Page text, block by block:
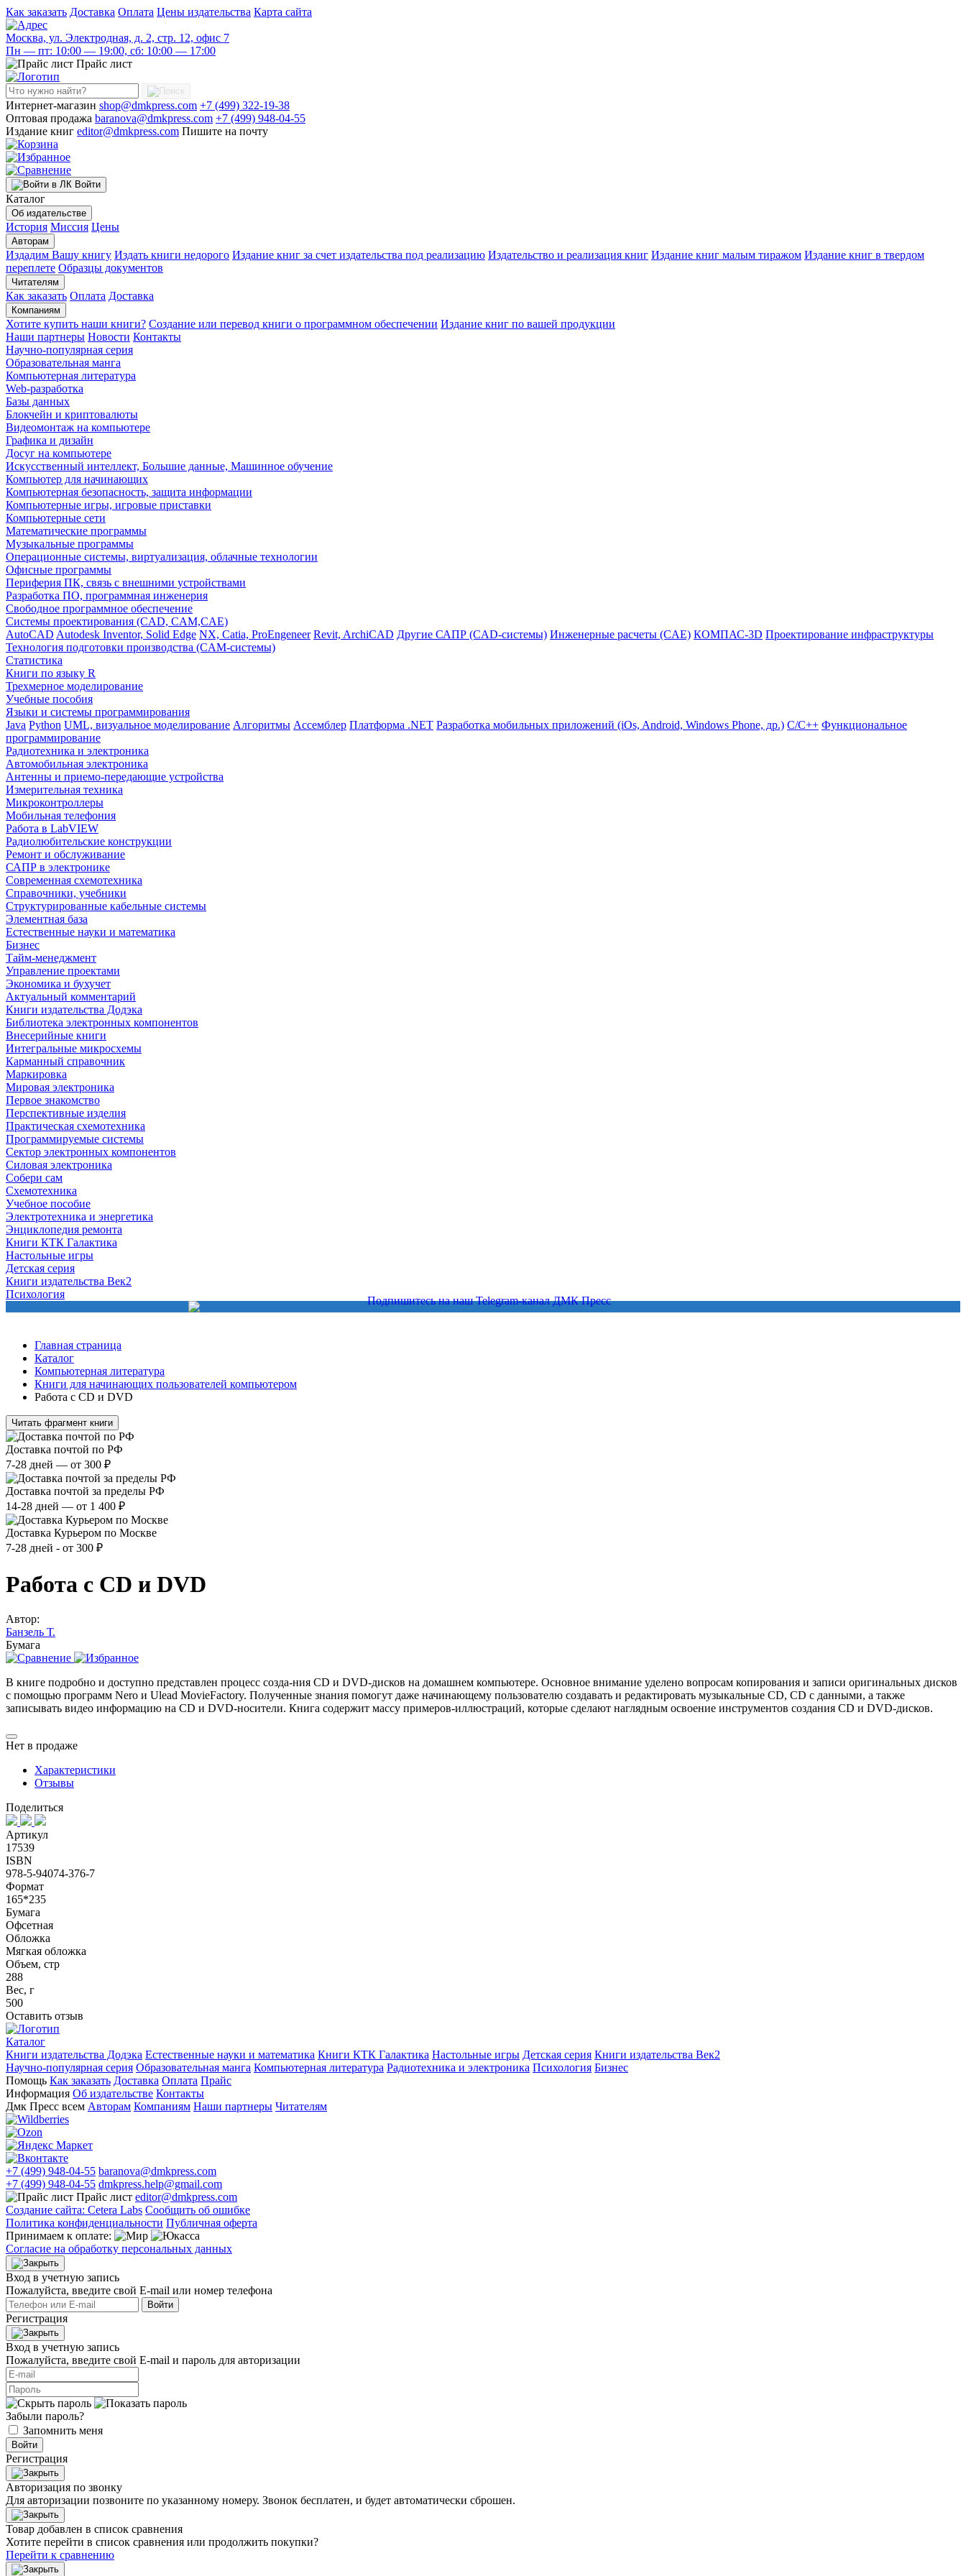
Как заказать Доставка Оплата Цены издательства Карта сайта
Москва, ул. Электродная, д. 2, стр. 12, офис 7
Пн — пт: 10:00 — 19:00, сб: 10:00 — 17:00
Прайс лист
Интернет-магазин shop@dmkpress.com +7 (499) 322-19-38
Оптовая продажа baranova@dmkpress.com +7 (499) 948-04-55
Издание книг editor@dmkpress.com Пишите на почту
Войти
Каталог
Об издательстве
История Миссия Цены
Авторам
Издадим Вашу книгу Издать книги недорого Издание книг за счет издательства под реализацию Издательство и реализация книг Издание книг малым тиражом Издание книг в твердом
переплете Образцы документов
Читателям
Как заказать Оплата Доставка
Компаниям
Хотите купить наши книги? Создание или перевод книги о программном обеспечении Издание книг по вашей продукции
Наши партнеры Новости Контакты
Научно-популярная серия
Образовательная манга
Компьютерная литература
Web-разработка
Базы данных
Блокчейн и криптовалюты
Видеомонтаж на компьютере
Графика и дизайн
Досуг на компьютере
Искусственный интеллект, Большие данные, Машинное обучение
Компьютер для начинающих
Компьютерная безопасность, защита информации
Компьютерные игры, игровые приставки
Компьютерные сети
Математические программы
Музыкальные программы
Операционные системы, виртуализация, облачные технологии
Офисные программы
Периферия ПК, связь с внешними устройствами
Разработка ПО, программная инженерия
Свободное программное обеспечение
Системы проектирования (CAD, CAM,CAE)
AutoCAD Autodesk Inventor, Solid Edge NX, Catia, ProEngeneer Revit, ArchiCAD Другие САПР (CAD-системы) Инженерные расчеты (CAE) КОМПАС-3D Проектирование инфраструктуры
Технология подготовки производства (CAM-системы)
Статистика
Книги по языку R
Трехмерное моделирование
Учебные пособия
Языки и системы программирования
Java Python UML, визуальное моделирование Алгоритмы Ассемблер Платформа .NET Разработка мобильных приложений (iOs, Android, Windows Phone, др.) С/С++ Функциональное
программирование
Радиотехника и электроника
Автомобильная электроника
Антенны и приемо-передающие устройства
Измерительная техника
Микроконтроллеры
Мобильная телефония
Работа в LabVIEW
Радиолюбительские конструкции
Ремонт и обслуживание
САПР в электронике
Современная схемотехника
Справочники, учебники
Структурированные кабельные системы
Элементная база
Естественные науки и математика
Бизнес
Тайм-менеджмент
Управление проектами
Экономика и бухучет
Актуальный комментарий
Книги издательства Додэка
Библиотека электронных компонентов
Внесерийные книги
Интегральные микросхемы
Карманный справочник
Маркировка
Мировая электроника
Первое знакомство
Перспективные изделия
Практическая схемотехника
Программируемые системы
Сектор электронных компонентов
Силовая электроника
Собери сам
Схемотехника
Учебное пособие
Электротехника и энергетика
Энциклопедия ремонта
Книги КТК Галактика
Настольные игры
Детская серия
Книги издательства Век2
Психология
Главная страница
Каталог
Компьютерная литература
Книги для начинающих пользователей компьютером
Работа с CD и DVD
Читать фрагмент книги
Доставка почтой по РФ
7-28 дней — от 300 ₽
Доставка почтой за пределы РФ
14-28 дней — от 1 400 ₽
Доставка Курьером по Москве
7-28 дней - от 300 ₽
Работа с CD и DVD
Автор:
Банзель Т.
Бумага
В книге подробно и доступно представлен процесс созда-ния CD и DVD-дисков на домашнем компьютере. Основное внимание уделено вопросам копирования и записи оригинальных дисков
с помощью программ Nero и Ulead MovieFactory. Полученные знания помогут даже начинающему пользователю создавать и редактировать музыкальные CD, CD с данными, а также
записывать видео информацию на CD и DVD-носители. Книга содержит массу примеров-иллюстраций, которые сделают наглядным освоение инструментов создания CD и DVD-дисков.
Нет в продаже
Характеристики
Отзывы
Поделиться
Артикул
17539
ISBN
978-5-94074-376-7
Формат
165*235
Бумага
Офсетная
Обложка
Мягкая обложка
Объем, стр
288
Вес, г
500
Оставить отзыв
Каталог
Книги издательства Додэка Естественные науки и математика Книги КТК Галактика Настольные игры Детская серия Книги издательства Век2
Научно-популярная серия Образовательная манга Компьютерная литература Радиотехника и электроника Психология Бизнес
Помощь Как заказать Доставка Оплата Прайс
Информация Об издательстве Контакты
Дмк Пресс всем Авторам Компаниям Наши партнеры Читателям
+7 (499) 948-04-55 baranova@dmkpress.com
+7 (499) 948-04-55 dmkpress.help@gmail.com
Прайс лист editor@dmkpress.com
Создание сайта: Cetera Labs Сообщить об ошибке
Политика конфиденциальности Публичная оферта
Принимаем к оплате:
Согласие на обработку персональных данных
Вход в учетную запись
Пожалуйста, введите свой E‑mail или номер телефона
Войти
Регистрация
Вход в учетную запись
Пожалуйста, введите свой E‑mail и пароль для авторизации
Забыли пароль?
Запомнить меня
Войти
Регистрация
Авторизация по звонку
Для авторизации позвоните по указанному номеру. Звонок бесплатен, и будет автоматически сброшен.
Товар добавлен в список сравнения
Хотите перейти в список сравнения или продолжить покупки?
Перейти к сравнению